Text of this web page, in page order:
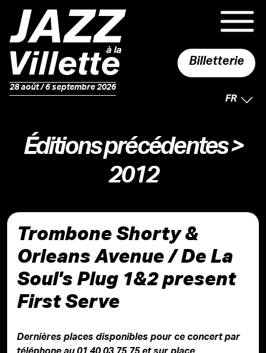
28 août / 6 septembre 2026
Billetterie
FR
Éditions précédentes>
2012
Trombone Shorty &
Orleans Avenue / De La
Soul's Plug 1&2 present
First Serve
Dernières places disponibles pour ce concert par